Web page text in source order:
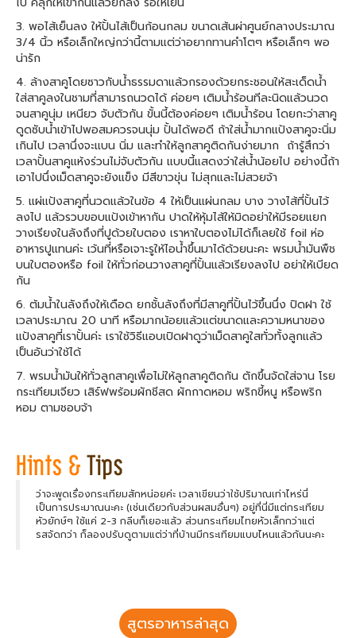
3. พอไส้เย็นลง ให้ปั้นไส้เป็นก้อนกลม ขนาดเส้นผ่าศูนย์กลางประมาณ
3/4 นิ้ว หรือเล็กใหญ่กว่านี้ตามแต่ว่าอยากทานคำโตๆ หรือเล็กๆ พอ
น่ารัก
4. ล้างสาคูโดยซาวกับน้ำธรรมดาแล้วกรองด้วยกระชอนให้สะเด็ดน้ำ
ใส่สาคูลงในชามที่สามารถนวดได้ ค่อยๆ เติมน้ำร้อนทีละนิดแล้วนวด
จนสาคูนุ่ม เหนียว จับตัวกัน ขั้นนี้ต้องค่อยๆ เติมน้ำร้อน โดยกะว่าสาคู
ดูดซับน้ำเข้าไปพอสมควรจนนุ่ม ปั้นได้พอดี ถ้าใส่น้ำมากแป้งสาคูจะนิ่ม
เกินไป เวลานึ่งจะแบน นิ่ม และทำให้ลูกสาคูติดกันง่ายมาก ถ้ารู้สึกว่า
เวลาปั้นสาคูแห้งร่วนไม่จับตัวกัน แบบนี้แสดงว่าใส่น้ำน้อยไป อย่างนี้ถ้า
เอาไปนึ่งเม็ดสาคูจะยังแข็ง มีสีขาวขุ่น ไม่สุกและไม่สวยจ้า
5. แผ่แป้งสาคูที่นวดแล้วในข้อ 4 ให้เป็นแผ่นกลม บาง วางไส้ที่ปั้นไว้
ลงไป แล้วรวบขอบแป้งเข้าหากัน ปาดให้หุ้มไส้ให้มิดอย่าให้มีรอยแยก
วางเรียงในลังถึงที่ปูด้วยใบตอง เราหาใบตองไม่ได้ก็เลยใช้ foil ห่อ
อาหารปูแทนค่ะ เว้นที่หรือเจาะรูให้ไอน้ำขึ้นมาได้ด้วยนะคะ พรมน้ำมันพืช
บนใบตองหรือ foil ให้ทั่วก่อนวางสาคูที่ปั้นแล้วเรียงลงไป อย่าให้เบียด
กัน
6. ต้มน้ำในลังถึงให้เดือด ยกชั้นลังถึงที่มีสาคูที่ปั้นไว้ขึ้นนึ่ง ปิดฝา ใช้
เวลาประมาณ 20 นาที หรือมากน้อยแล้วแต่ขนาดและความหนาของ
แป้งสาคูที่เราปั้นค่ะ เราใช้วิธีแอบเปิดฝาดูว่าเม็ดสาคูใสทั่วทั้งลูกแล้ว
เป็นอันว่าใช้ได้
7. พรมน้ำมันให้ทั่วลูกสาคูเพื่อไม่ให้ลูกสาคูติดกัน ตักขึ้นจัดใส่จาน โรย
กระเทียมเจียว เสิร์ฟพร้อมผักชีสด ผักกาดหอม พริกขี้หนู หรือพริก
หอม ตามชอบจ้า
ว่าจะพูดเรื่องกระเทียมสักหน่อยค่ะ เวลาเขียนว่าใช้ปริมาณเท่าไหร่นี่
เป็นการประมาณนะคะ (เช่นเดียวกับส่วนผสมอื่นๆ) อยู่ที่นี่มีแต่กระเทียม
หัวยักษ์ๆ ใช้แค่ 2-3 กลีบก็เยอะแล้ว ส่วนกระเทียมไทยหัวเล็กกว่าแต่
รสจัดกว่า ก็ลองปรับดูตามแต่ว่าที่บ้านมีกระเทียมแบบไหนแล้วกันนะคะ
สูตรอาหารล่าสุด